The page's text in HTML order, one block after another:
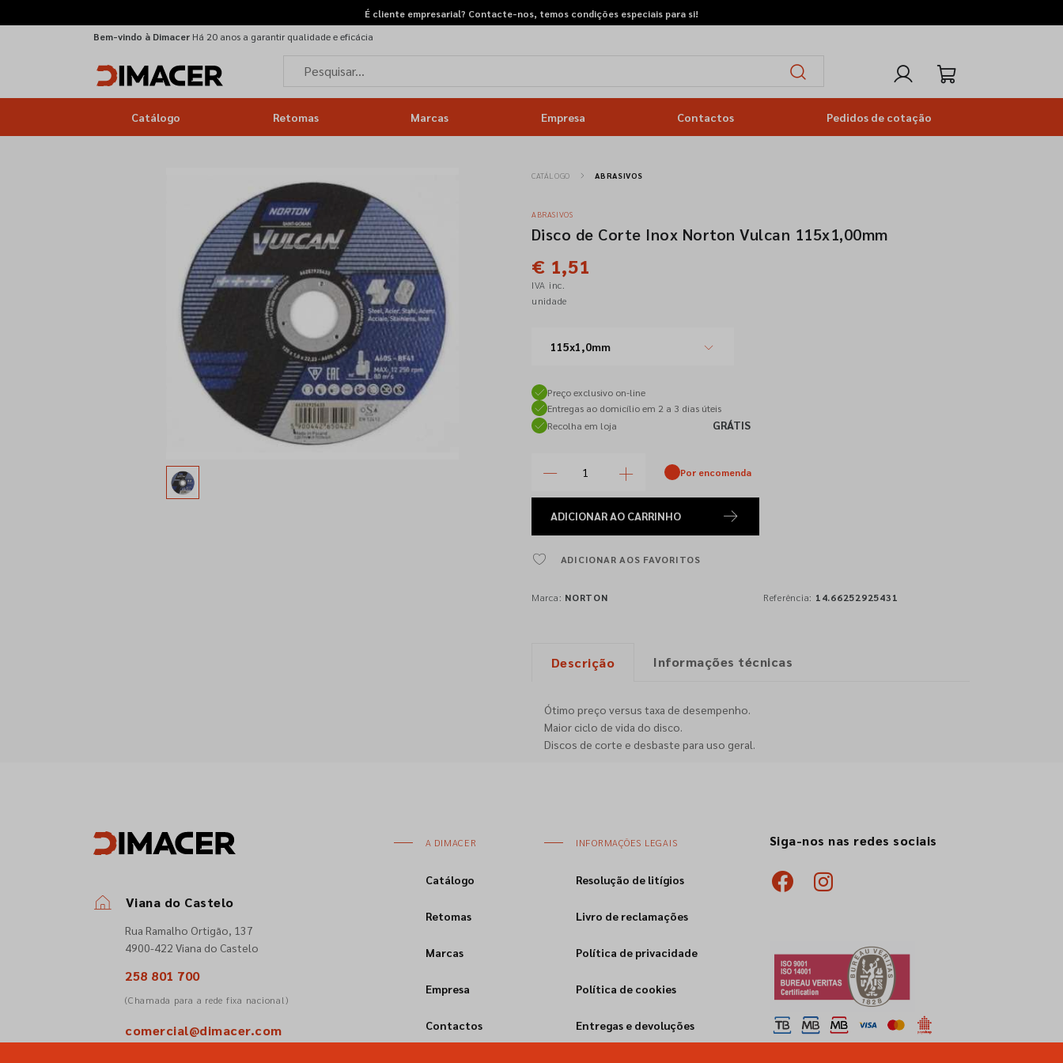
É cliente empresarial? Contacte-nos, temos condições especiais para si!
Bem-vindo à Dimacer Há 20 anos a garantir qualidade e eficácia
Catálogo Retomas Marcas Empresa Contactos Pedidos de cotação
CATÁLOGO ABRASIVOS
ABRASIVOS
Disco de Corte Inox Norton Vulcan 115x1,00mm
€ 1,51
IVA inc.
unidade
115x1,0mm
Preço exclusivo on-line
Entregas ao domicílio em 2 a 3 dias úteis
Recolha em loja
GRÁTIS
Por encomenda
ADICIONARAO CARRINHO
ADICIONAR AOS FAVORITOS
Marca: NORTON Referência: 14.66252925431
Descrição Informações técnicas
Ótimo preço versus taxa de desempenho.
Maior ciclo de vida do disco.
Discos de corte e desbaste para uso geral.
Viana do Castelo
Rua Ramalho Ortigão, 137
4900-422 Viana do Castelo
258 801 700
(Chamada para a rede fixa nacional)
comercial@dimacer.com
A DIMACER
Catálogo
Retomas
Marcas
Empresa
Contactos
INFORMAÇÕES LEGAIS
Resolução de litígios
Livro de reclamações
Política de privacidade
Política de cookies
Entregas e devoluções
Siga-nos nas redes sociais